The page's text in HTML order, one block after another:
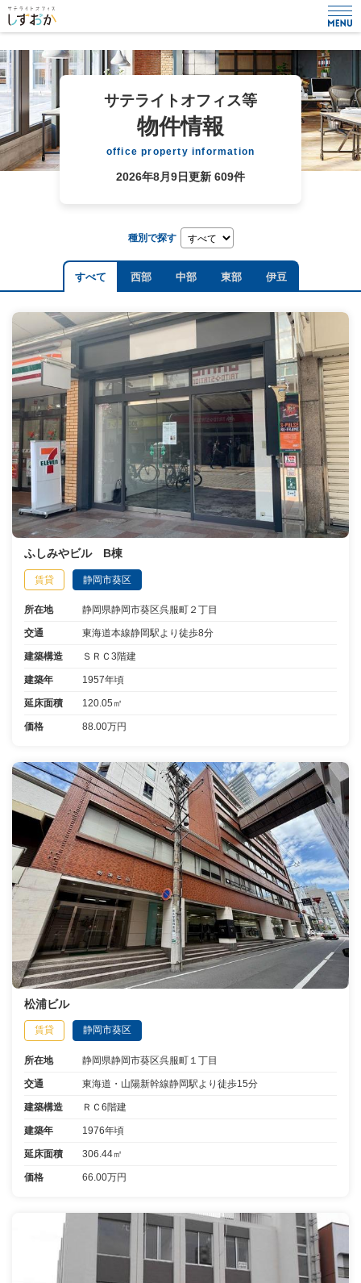
サテライトオフィス等
物件情報
office property information
2026年8月9日更新 609件
種別で探す
すべて 西部 中部 東部 伊豆
ふしみやビル B棟
賃貸 静岡市葵区
所在地 静岡県静岡市葵区呉服町２丁目
交通 東海道本線静岡駅より徒歩8分
建築構造 ＳＲＣ3階建
建築年 1957年頃
延床面積 120.05㎡
価格 88.00万円
松浦ビル
賃貸 静岡市葵区
所在地 静岡県静岡市葵区呉服町１丁目
交通 東海道・山陽新幹線静岡駅より徒歩15分
建築構造 ＲＣ6階建
建築年 1976年頃
延床面積 306.44㎡
価格 66.00万円